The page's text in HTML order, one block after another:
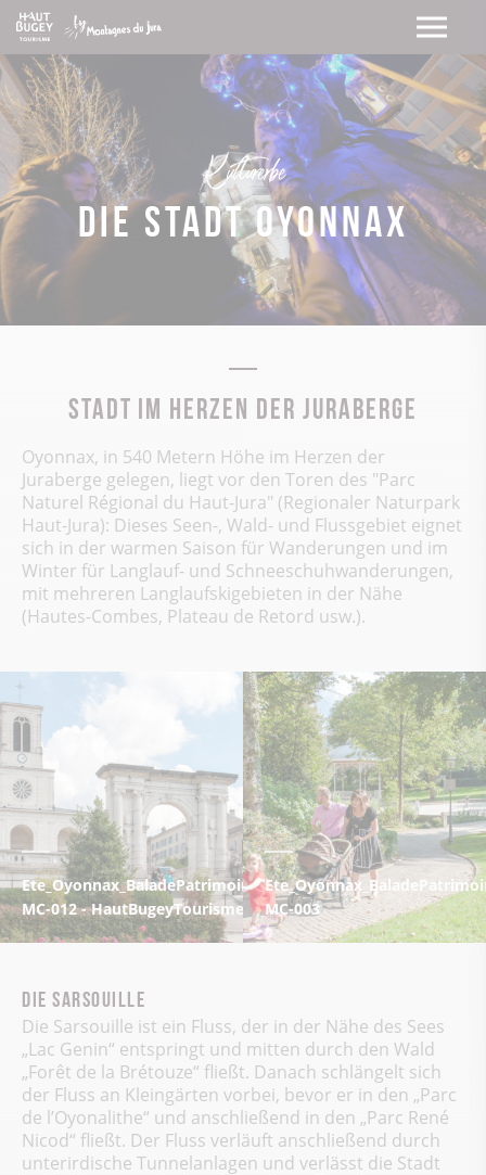
Kulturerbe
Die stadt Oyonnax
Stadt im Herzen der Juraberge
Oyonnax, in 540 Metern Höhe im Herzen der
Juraberge gelegen, liegt vor den Toren des "Parc
Naturel Régional du Haut-Jura" (Regionaler Naturpark
Haut-Jura): Dieses Seen-, Wald- und Flussgebiet eignet
sich in der warmen Saison für Wanderungen und im
Winter für Langlauf- und Schneeschuhwanderungen,
mit mehreren Langlaufskigebieten in der Nähe
(Hautes-Combes, Plateau de Retord usw.).
MC-012 - HautBugeyTourisme©2014_MarcChatelain
MC-003
Die Sarsouille
Die Sarsouille ist ein Fluss, der in der Nähe des Sees
„Lac Genin“ entspringt und mitten durch den Wald
„Forêt de la Brétouze“ fließt. Danach schlängelt sich
der Fluss an Kleingärten vorbei, bevor er in den „Parc
de l’Oyonalithe“ und anschließend in den „Parc René
Nicod“ fließt. Der Fluss verläuft anschließend durch
unterirdische Tunnelanlagen und verlässt die Stadt